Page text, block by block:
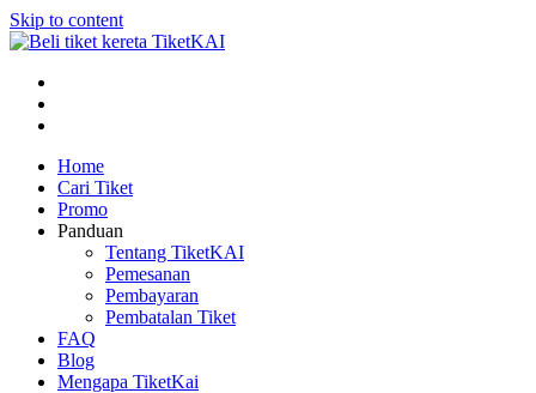
Skip to content
Beli tiket kereta api online
Home
Cari Tiket
Promo
Panduan
Tentang TiketKAI
Pemesanan
Pembayaran
Pembatalan Tiket
FAQ
Blog
Mengapa TiketKai